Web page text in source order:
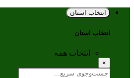
انتخاب استان
انتخاب استان
انتخاب همه
×